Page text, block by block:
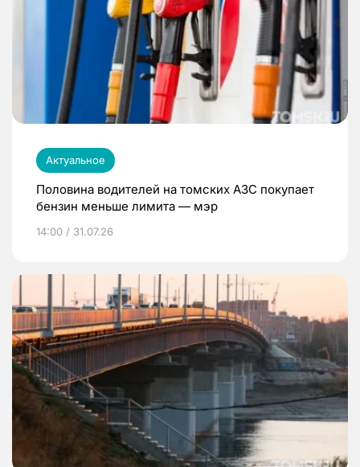
Актуальное
Половина водителей на томских АЗС покупает
бензин меньше лимита — мэр
14:00 / 31.07.26